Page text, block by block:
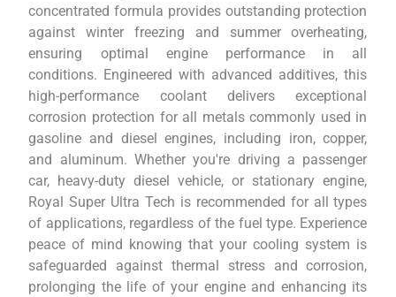
concentrated formula provides outstanding protection
against winter freezing and summer overheating,
ensuring optimal engine performance in all
conditions. Engineered with advanced additives, this
high-performance coolant delivers exceptional
corrosion protection for all metals commonly used in
gasoline and diesel engines, including iron, copper,
and aluminum. Whether you're driving a passenger
car, heavy-duty diesel vehicle, or stationary engine,
Royal Super Ultra Tech is recommended for all types
of applications, regardless of the fuel type. Experience
peace of mind knowing that your cooling system is
safeguarded against thermal stress and corrosion,
prolonging the life of your engine and enhancing its